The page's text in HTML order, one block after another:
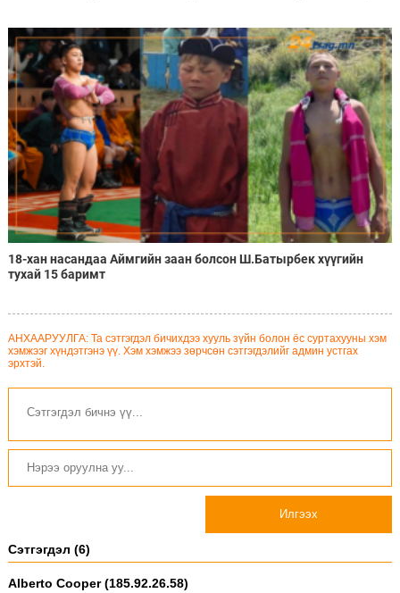
18-хан насандаа Аймгийн заан болсон Ш.Батырбек хүүгийн
тухай 15 баримт
АНХААРУУЛГА: Та сэтгэгдэл бичихдээ хууль зүйн болон ёс суртахууны хэм
хэмжээг хүндэтгэнэ үү. Хэм хэмжээ зөрчсөн сэтгэгдэлийг админ устгах
эрхтэй.
Илгээх
Сэтгэгдэл (6)
Alberto Cooper (185.92.26.58)